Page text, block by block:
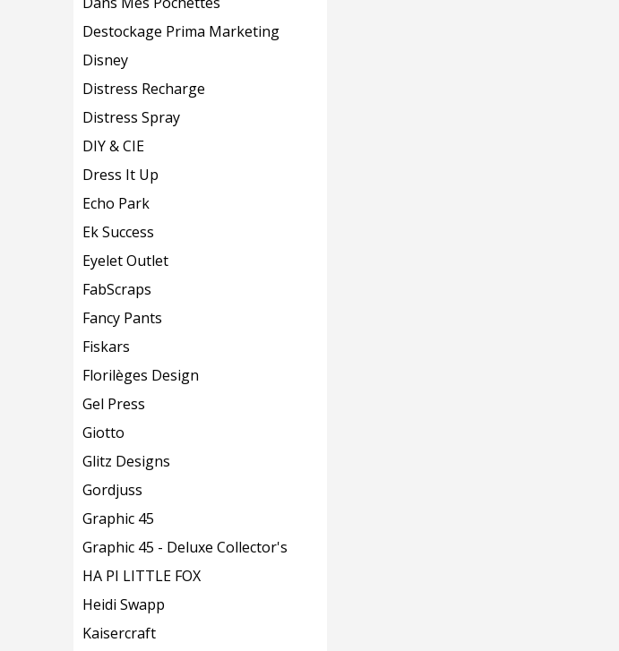
Destockage Prima Marketing
Disney
Distress Recharge
Distress Spray
DIY & CIE
Dress It Up
Echo Park
Ek Success
Eyelet Outlet
FabScraps
Fancy Pants
Fiskars
Florilèges Design
Gel Press
Giotto
Glitz Designs
Gordjuss
Graphic 45
Graphic 45 - Deluxe Collector's
HA PI LITTLE FOX
Heidi Swapp
Kaisercraft